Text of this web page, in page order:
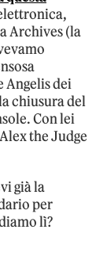
Archives (la
Angelis dei
chiusura del
Con lei
the Judge
già la
per
lì?